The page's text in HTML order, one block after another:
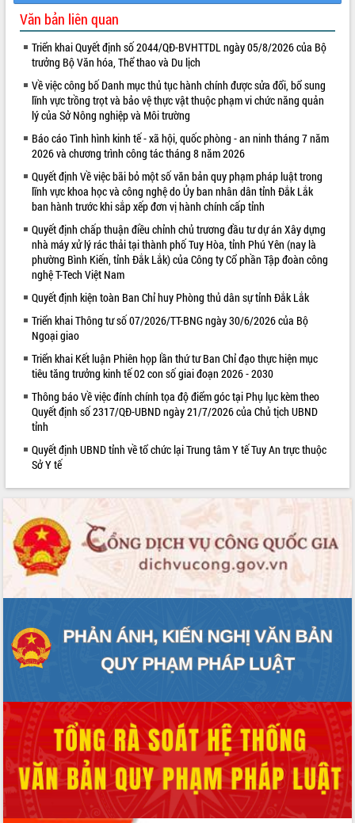
VIDEO
Không có file video nào để phát.
ALBUM ẢNH
LIÊN KẾT WEB
Văn bản liên quan
Triển khai Quyết định số 2044/QĐ-BVHTTDL ngày 05/8/2026 của Bộ
trưởng Bộ Văn hóa, Thể thao và Du lịch
Về việc công bố Danh mục thủ tục hành chính được sửa đổi, bổ sung
lĩnh vực trồng trọt và bảo vệ thực vật thuộc phạm vi chức năng quản
lý của Sở Nông nghiệp và Môi trường
Báo cáo Tình hình kinh tế - xã hội, quốc phòng - an ninh tháng 7 năm
2026 và chương trình công tác tháng 8 năm 2026
Quyết định Về việc bãi bỏ một số văn bản quy phạm pháp luật trong
lĩnh vực khoa học và công nghệ do Ủy ban nhân dân tỉnh Đắk Lắk
ban hành trước khi sắp xếp đơn vị hành chính cấp tỉnh
Quyết định chấp thuận điều chỉnh chủ trương đầu tư dự án Xây dựng
nhà máy xử lý rác thải tại thành phố Tuy Hòa, tỉnh Phú Yên (nay là
phường Bình Kiến, tỉnh Đắk Lắk) của Công ty Cổ phần Tập đoàn công
nghệ T-Tech Việt Nam
Quyết định kiện toàn Ban Chỉ huy Phòng thủ dân sự tỉnh Đắk Lắk
Triển khai Thông tư số 07/2026/TT-BNG ngày 30/6/2026 của Bộ
Ngoại giao
Triển khai Kết luận Phiên họp lần thứ tư Ban Chỉ đạo thực hiện mục
tiêu tăng trưởng kinh tế 02 con số giai đoạn 2026 - 2030
Thông báo Về việc đính chính tọa độ điểm góc tại Phụ lục kèm theo
Quyết định số 2317/QĐ-UBND ngày 21/7/2026 của Chủ tịch UBND
tỉnh
Quyết định UBND tỉnh về tổ chức lại Trung tâm Y tế Tuy An trực thuộc
Sở Y tế